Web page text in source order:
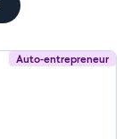
Auto-entrepreneur